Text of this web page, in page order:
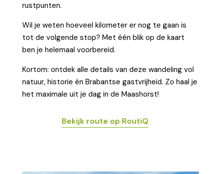
rustpunten.
Wil je weten hoeveel kilometer er nog te gaan is
tot de volgende stop? Met één blik op de kaart
ben je helemaal voorbereid.
Kortom: ontdek alle details van deze wandeling vol
natuur, historie én Brabantse gastvrijheid. Zo haal je
het maximale uit je dag in de Maashorst!
Bekijk route op RoutiQ